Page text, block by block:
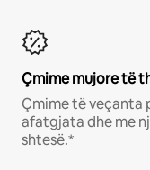
Çmime mujore të
Çmime të veçanta
afatgjata dhe me
shtesë.*